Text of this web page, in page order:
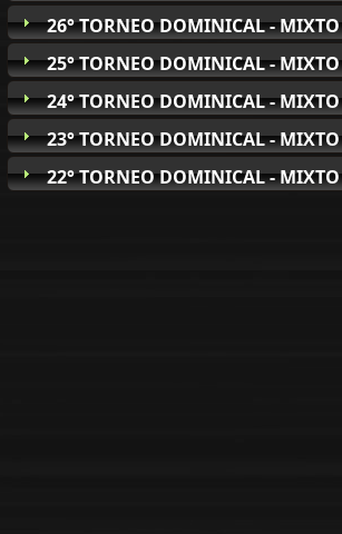
26° TORNEO DOMINICAL - MIXTO
25° TORNEO DOMINICAL - MIXTO
24° TORNEO DOMINICAL - MIXTO
23° TORNEO DOMINICAL - MIXTO
22° TORNEO DOMINICAL - MIXTO